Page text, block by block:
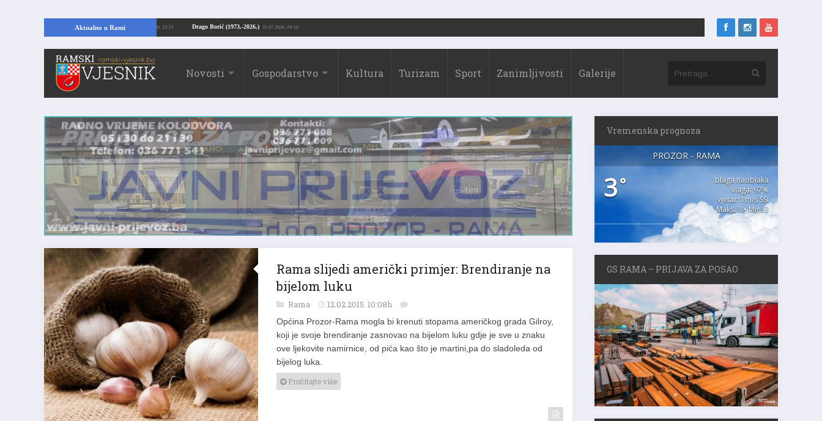
Aktualno u Rami Drago Borić (1973.-2026.)
Kopajući temelje kuće, pronašao vrijedne arheološke ostatke 24.07.2026. 13:51
Novosti Gospodarstvo Kultura Turizam Sport Zanimljivosti Galerije
Rama slijedi američki primjer: Brendiranje na
bijelom luku
Rama 12.02.2015. 10:08h
Općina Prozor-Rama mogla bi krenuti stopama američkog grada Gilroy,
koji je svoje brendiranje zasnovao na bijelom luku gdje je sve u znaku
ove ljekovite namirnice, od pića kao što je martini,pa do sladoleda od
bijelog luka.
Pročitajte više
Vremenska prognoza
PROZOR - RAMA
3°
blaga naoblaka
vlaga: 97%
vjetar: 1m/s SSI
Maks. 3 • Min. 3
GS RAMA – PRIJAVA ZA POSAO